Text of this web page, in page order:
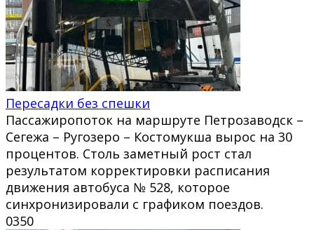
Пересадки без спешки
Пассажиропоток на маршруте Петрозаводск –
Сегежа – Ругозеро – Костомукша вырос на 30
процентов. Столь заметный рост стал
результатом корректировки расписания
движения автобуса № 528, которое
синхронизировали с графиком поездов.
0350